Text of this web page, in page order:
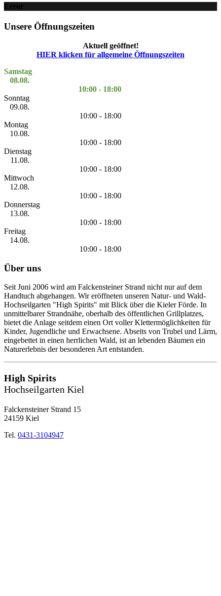
Error
Unsere Öffnungszeiten
Aktuell geöffnet!
HIER klicken für allgemeine Öffnungszeiten
Samstag
08.08.
10:00 - 18:00
Sonntag
09.08.
10:00 - 18:00
Montag
10.08.
10:00 - 18:00
Dienstag
11.08.
10:00 - 18:00
Mittwoch
12.08.
10:00 - 18:00
Donnerstag
13.08.
10:00 - 18:00
Freitag
14.08.
10:00 - 18:00
Über uns
Seit Juni 2006 wird am Falckensteiner Strand nicht nur auf dem
Handtuch abgehangen. Wir eröffneten unseren Natur- und Wald-
Hochseilgarten "High Spirits" mit Blick über die Kieler Förde. In
unmittelbarer Strandnähe, oberhalb des öffentlichen Grillplatzes,
bietet die Anlage seitdem einen Ort voller Klettermöglichkeiten für
Kinder, Jugendliche und Erwachsene. Abseits von Trubel und Lärm,
eingebettet in einen herrlichen Wald, ist an lebenden Bäumen ein
Naturerlebnis der besonderen Art entstanden.
High Spirits
Hochseilgarten Kiel
Falckensteiner Strand 15
24159 Kiel
Tel. 0431-3104947